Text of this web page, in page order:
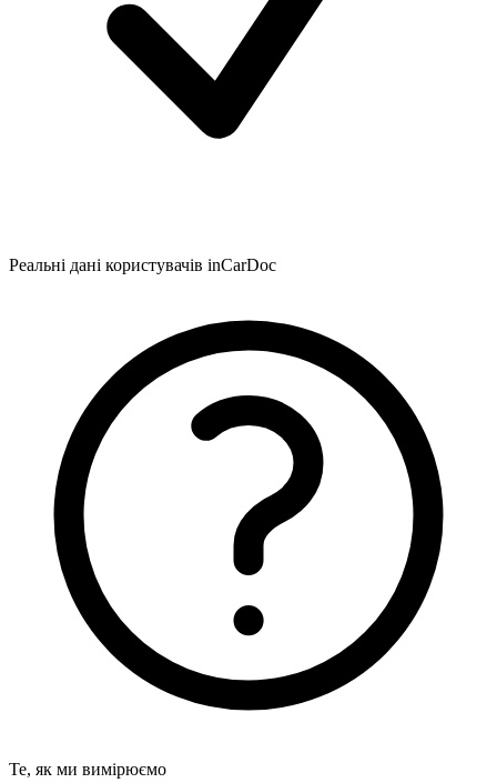
Реальні дані користувачів inCarDoc
Те, як ми вимірюємо